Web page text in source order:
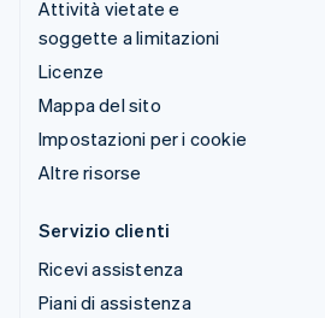
Attività vietate e
soggette a limitazioni
Licenze
Mappa del sito
Impostazioni per i cookie
Altre risorse
Servizio clienti
Ricevi assistenza
Piani di assistenza